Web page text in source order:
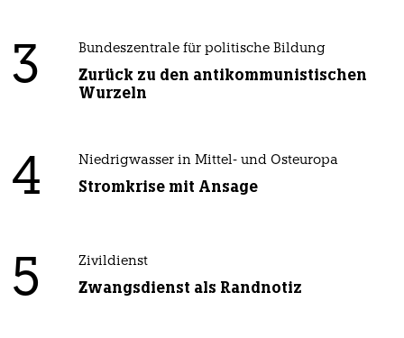
3 Bundeszentrale für politische Bildung
Zurück zu den antikommunistischen
Wurzeln
4 Niedrigwasser in Mittel- und Osteuropa
Stromkrise mit Ansage
5 Zivildienst
Zwangsdienst als Randnotiz